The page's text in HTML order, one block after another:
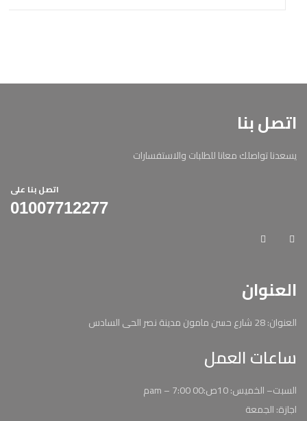
اتصل بنا
يسعدنا تواصلك معانا للطلبات والاستفسارات
اتصل بنا على
01007712277
العنوان
العنوان: 28 شارع حسن مامون مدينة نصر الحى السادس
ساعات العمل
السبت– الخميس: 10ص:00 am – 7:00م
اجازة: الجمعة